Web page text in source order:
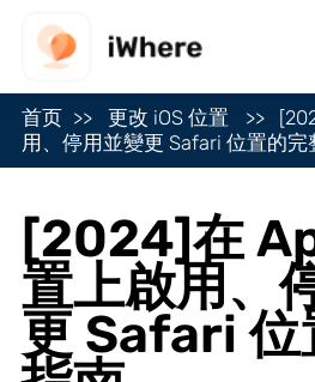
首页 更改 iOS 位置
用、停用並變更 Safari 位置的完
[2024]在
置上啟用、
更 Safari 位